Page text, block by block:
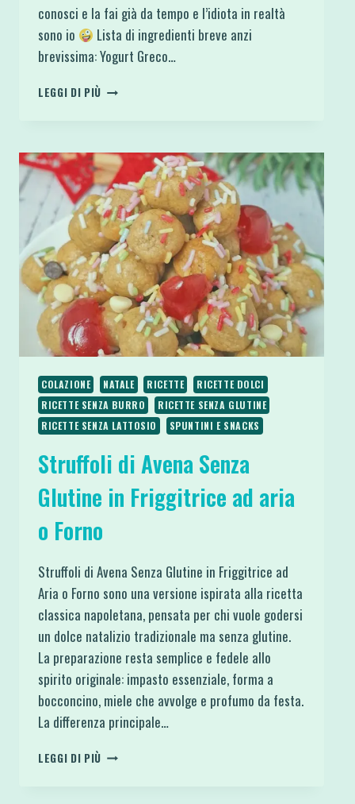
conosci e la fai già da tempo e l’idiota in realtà
sono io
Lista di ingredienti breve anzi
brevissima: Yogurt Greco…
LEGGI DI PIÙ DESSERT
SENZA
COTTURA
E
GLUTINE
COLAZIONE NATALE RICETTE
RICETTE DOLCI
RICETTE SENZA BURRO
RICETTE SENZA GLUTINE
RICETTE SENZA LATTOSIO
SPUNTINI E SNACKS
Struffoli di Avena Senza
Glutine in Friggitrice ad aria
o Forno
Struffoli di Avena Senza Glutine in Friggitrice ad
Aria o Forno sono una versione ispirata alla ricetta
classica napoletana, pensata per chi vuole godersi
un dolce natalizio tradizionale ma senza glutine.
La preparazione resta semplice e fedele allo
spirito originale: impasto essenziale, forma a
bocconcino, miele che avvolge e profumo da festa.
La differenza principale…
LEGGI DI PIÙ STRUFFOLI